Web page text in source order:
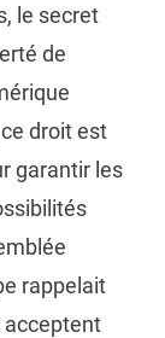
le secret
de
droit est
garantir les
rappelait
acceptent